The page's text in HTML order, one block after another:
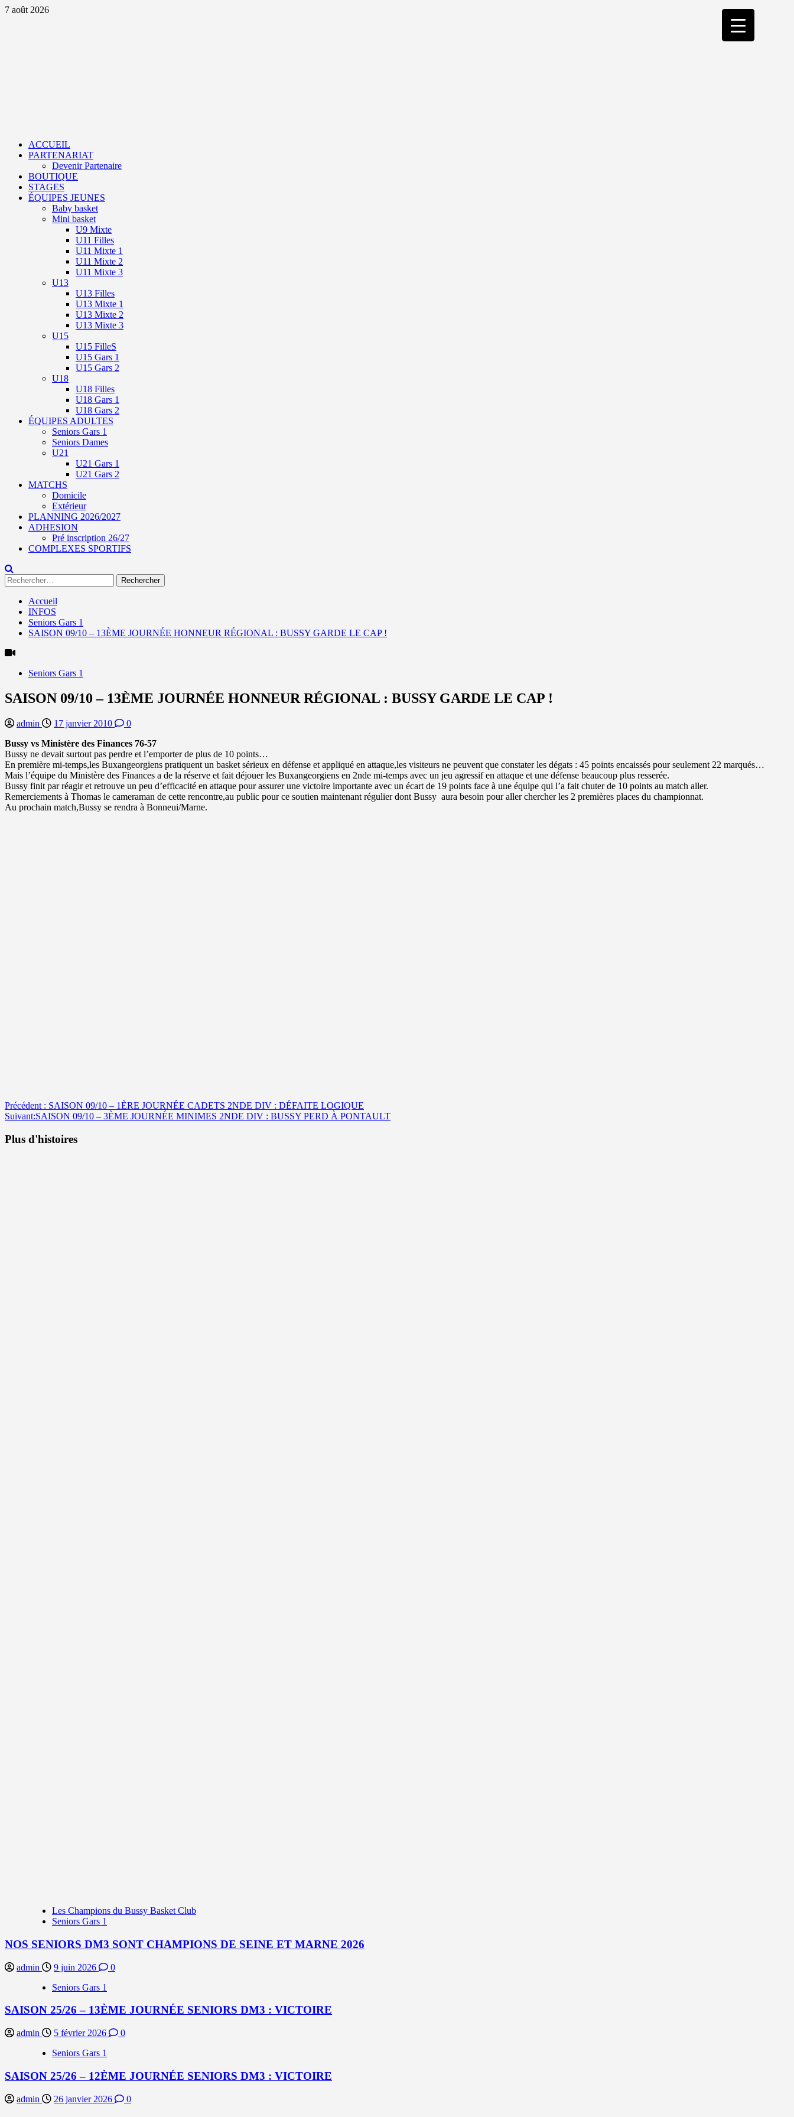
Aller
7 août 2026
ACCUEIL
PARTENARIAT
Devenir Partenaire
BOUTIQUE
STAGES
ÉQUIPES JEUNES
Baby basket
Mini basket
U9 Mixte
U11 Filles
U11 Mixte 1
U11 Mixte 2
U11 Mixte 3
U13
U13 Filles
U13 Mixte 1
U13 Mixte 2
U13 Mixte 3
U15
U15 FilleS
U15 Gars 1
U15 Gars 2
U18
U18 Filles
U18 Gars 1
U18 Gars 2
ÉQUIPES ADULTES
Seniors Gars 1
Seniors Dames
U21
U21 Gars 1
U21 Gars 2
MATCHS
Domicile
Extérieur
PLANNING 2026/2027
ADHESION
Pré inscription 26/27
COMPLEXES SPORTIFS
Rechercher :
Accueil
INFOS
Seniors Gars 1
SAISON 09/10 – 13ÈME JOURNÉE HONNEUR RÉGIONAL : BUSSY GARDE LE CAP !
Seniors Gars 1
SAISON 09/10 – 13ÈME JOURNÉE HONNEUR RÉGIONAL : BUSSY GARDE LE CAP !
admin 17 janvier 2010
0
Bussy vs Ministère des Finances 76-57
Bussy ne devait surtout pas perdre et l’emporter de plus de 10 points…
En première mi-temps,les Buxangeorgiens pratiquent un basket sérieux en défense et appliqué en attaque,les visiteurs ne peuvent que constater les dégats : 45 points encaissés pour seulement 22 marqués…
Mais l’équipe du Ministère des Finances a de la réserve et fait déjouer les Buxangeorgiens en 2nde mi-temps avec un jeu agressif en attaque et une défense beaucoup plus resserée.
Bussy finit par réagir et retrouve un peu d’efficacité en attaque pour assurer une victoire importante avec un écart de 19 points face à une équipe qui l’a fait chuter de 10 points au match aller.
Remerciements à Thomas le cameraman de cette rencontre,au public pour ce soutien maintenant régulier dont Bussy aura besoin pour aller chercher les 2 premières places du championnat.
Au prochain match,Bussy se rendra à Bonneui/Marne.
Navigation
d’article
Précédent : SAISON 09/10 – 1ÈRE JOURNÉE CADETS 2NDE DIV : DÉFAITE LOGIQUE
Suivant:SAISON 09/10 – 3ÈME JOURNÉE MINIMES 2NDE DIV : BUSSY PERD À PONTAULT
Plus d'histoires
Les Champions du Bussy Basket Club
Seniors Gars 1
NOS SENIORS DM3 SONT CHAMPIONS DE SEINE ET MARNE 2026
admin 9 juin 2026
0
Seniors Gars 1
SAISON 25/26 – 13ÈME JOURNÉE SENIORS DM3 : VICTOIRE
admin 5 février 2026
0
Seniors Gars 1
SAISON 25/26 – 12ÈME JOURNÉE SENIORS DM3 : VICTOIRE
admin 26 janvier 2026 0